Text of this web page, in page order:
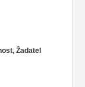
Žadatel